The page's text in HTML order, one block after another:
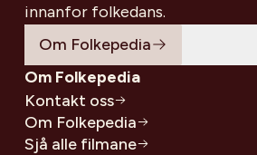
innanfor folkedans.
Om Folkepedia
Om Folkepedia
Kontakt oss
Om Folkepedia
Sjå alle filmane